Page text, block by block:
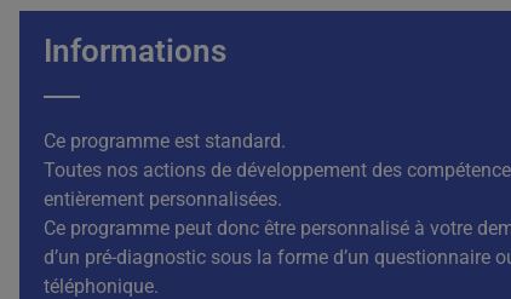
Informations
Ce programme est standard.
Toutes nos actions de développement des
entièrement personnalisées.
Ce programme peut donc être personnalisé à votre
d’un pré-diagnostic sous la forme d’un questionnaire
téléphonique.